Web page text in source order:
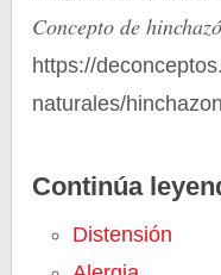
Concepto de
https://
naturales/hinchazon
Continúa
Distensión